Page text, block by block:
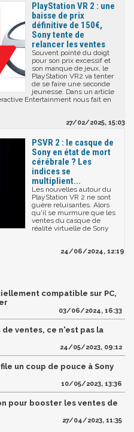
PlayStation VR 2 : une
baisse de prix
définitive de 150€,
Sony tente de
relancer les ventes
Souvent pointé du doigt
pour son prix excessif et
son manque de jeux, le
PlayStation VR2 va tenter
de se faire une seconde
jeunesse. Dans un article
Entertainment nous fait en
27/02/2025, 15:03
PSVR 2 : le casque de
Sony en état de mort
cérébrale ? Les
indices se
multiplient...
Les nouvelles autour du
PlayStation VR 2 ne sont
guère reluisantes. Alors
qu'il se murmure que les
ventes du casque de
réalité virtuelle de Sony
24/06/2024, 12:19
compatible sur PC,
03/06/2024, 16:33
de ventes, ce n'est pas la
24/05/2023, 09:12
un coup de pouce à Sony
10/05/2023, 13:36
pour booster les ventes de
27/04/2023, 11:35